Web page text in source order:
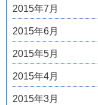
2015年7月
2015年6月
2015年5月
2015年4月
2015年3月